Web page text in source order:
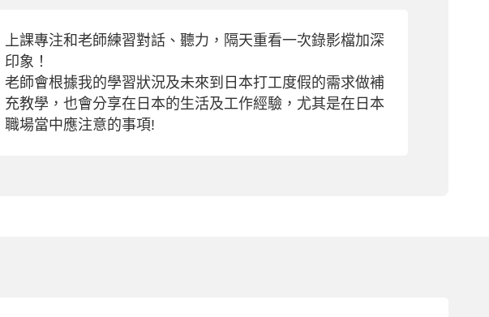
上課專注和老師練習對話、聽力，隔天重看一次錄影檔加深
印象！
老師會根據我的學習狀況及未來到日本打工度假的需求做補
充教學，也會分享在日本的生活及工作經驗，尤其是在日本
職場當中應注意的事項!